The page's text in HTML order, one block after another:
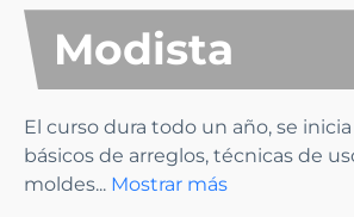
Modista
El curso dura todo un año, se
básicos de arreglos, técnicas de
moldes... Mostrar más